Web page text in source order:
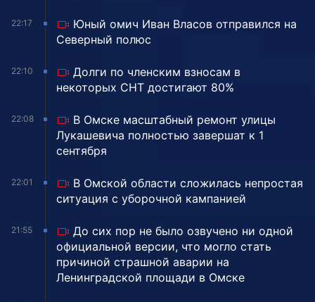
22:17
Юный омич Иван Власов отправился на
Северный полюс
22:10
Долги по членским взносам в
некоторых СНТ достигают 80%
22:08
В Омске масштабный ремонт улицы
Лукашевича полностью завершат к 1
сентября
22:01
В Омской области сложилась непростая
ситуация с уборочной кампанией
21:55
До сих пор не было озвучено ни одной
официальной версии, что могло стать
причиной страшной аварии на
Ленинградской площади в Омске